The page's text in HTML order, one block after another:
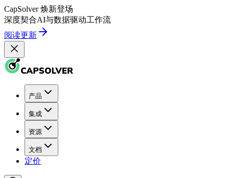
CapSolver 焕新登场
深度契合AI与数据驱动工作流
阅读更新
产品
集成
资源
文档
定价